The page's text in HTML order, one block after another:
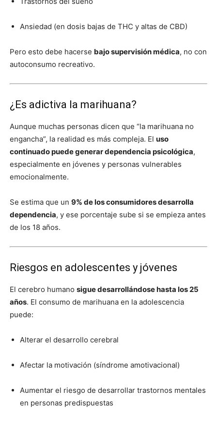
Ansiedad (en dosis bajas de THC y altas de CBD)
Pero esto debe hacerse bajo supervisión médica, no con
autoconsumo recreativo.
¿Es adictiva la marihuana?
Aunque muchas personas dicen que “la marihuana no
engancha”, la realidad es más compleja. El uso
continuado puede generar dependencia psicológica,
especialmente en jóvenes y personas vulnerables
emocionalmente.
Se estima que un 9% de los consumidores desarrolla
dependencia, y ese porcentaje sube si se empieza antes
de los 18 años.
Riesgos en adolescentes y jóvenes
El cerebro humano sigue desarrollándose hasta los 25
años. El consumo de marihuana en la adolescencia
puede:
Alterar el desarrollo cerebral
Afectar la motivación (síndrome amotivacional)
Aumentar el riesgo de desarrollar trastornos mentales
en personas predispuestas